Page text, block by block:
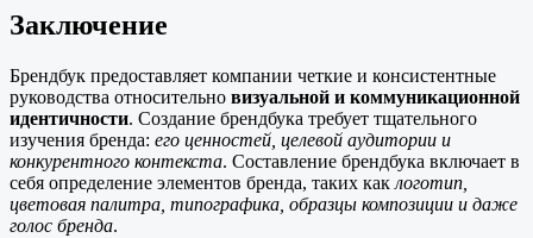
Заключение
Брендбук предоставляет компании четкие и консистентные
руководства относительно визуальной и коммуникационной
идентичности. Создание брендбука требует тщательного
изучения бренда: его ценностей, целевой аудитории и
конкурентного контекста. Составление брендбука включает в
себя определение элементов бренда, таких как логотип,
цветовая палитра, типографика, образцы композиции и даже
голос бренда.